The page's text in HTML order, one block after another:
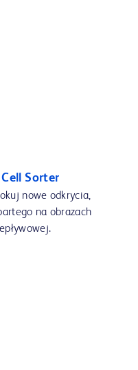
Cell Sorter
nowe odkrycia,
na obrazach